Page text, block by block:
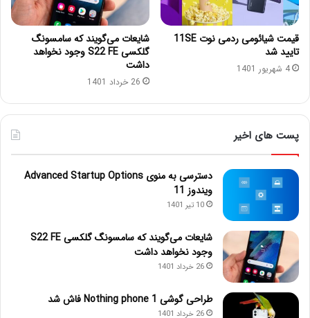
قیمت شیائومی ردمی نوت 11SE
تایید شد
4 شهریور 1401
شایعات می‌گویند که سامسونگ
گلکسی S22 FE وجود نخواهد
داشت
26 خرداد 1401
پست های اخیر
دسترسی به منوی Advanced Startup Options
ویندوز 11
10 تیر 1401
شایعات می‌گویند که سامسونگ گلکسی S22 FE
وجود نخواهد داشت
26 خرداد 1401
طراحی گوشی Nothing phone 1 فاش شد
26 خرداد 1401